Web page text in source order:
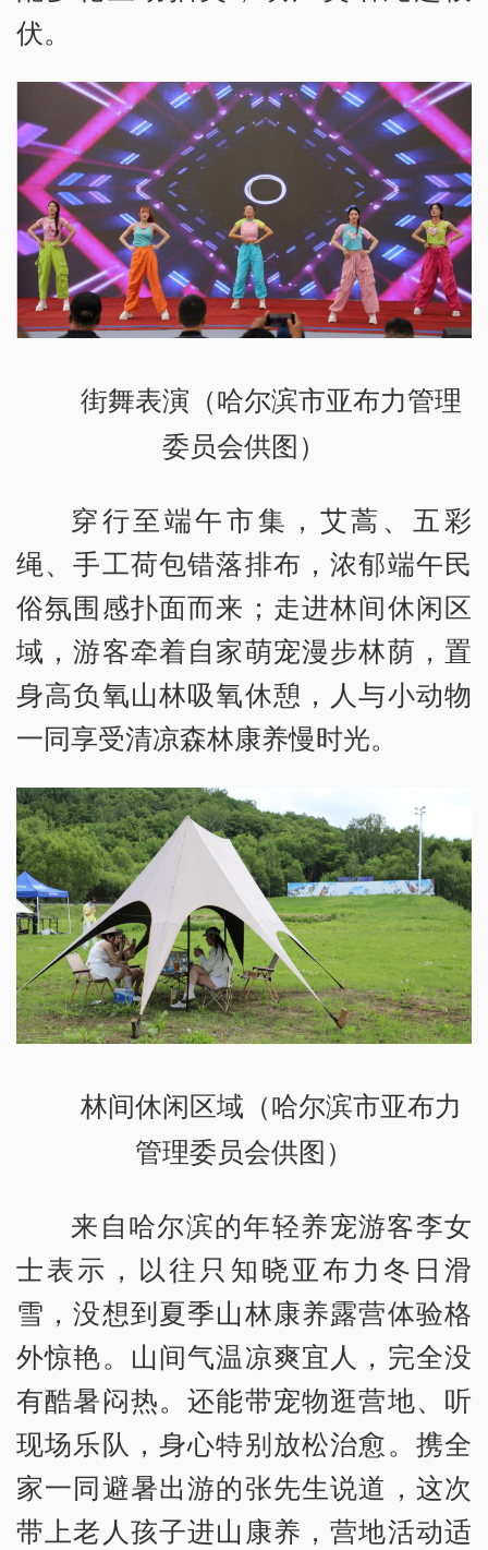
伏。
街舞表演（哈尔滨市亚布力管理
委员会供图）
穿行至端午市集，艾蒿、五彩
绳、手工荷包错落排布，浓郁端午民
俗氛围感扑面而来；走进林间休闲区
域，游客牵着自家萌宠漫步林荫，置
身高负氧山林吸氧休憩，人与小动物
一同享受清凉森林康养慢时光。
林间休闲区域（哈尔滨市亚布力
管理委员会供图）
来自哈尔滨的年轻养宠游客李女
士表示，以往只知晓亚布力冬日滑
雪，没想到夏季山林康养露营体验格
外惊艳。山间气温凉爽宜人，完全没
有酷暑闷热。还能带宠物逛营地、听
现场乐队，身心特别放松治愈。携全
家一同避暑出游的张先生说道，这次
带上老人孩子进山康养，营地活动适